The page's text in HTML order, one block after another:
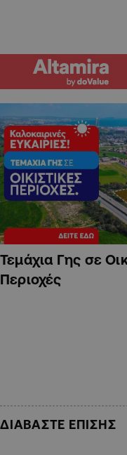
Τεμάχια Γης σε
Περιοχές
ΔΙΑΒΑΣΤΕ ΕΠΙΣΗΣ